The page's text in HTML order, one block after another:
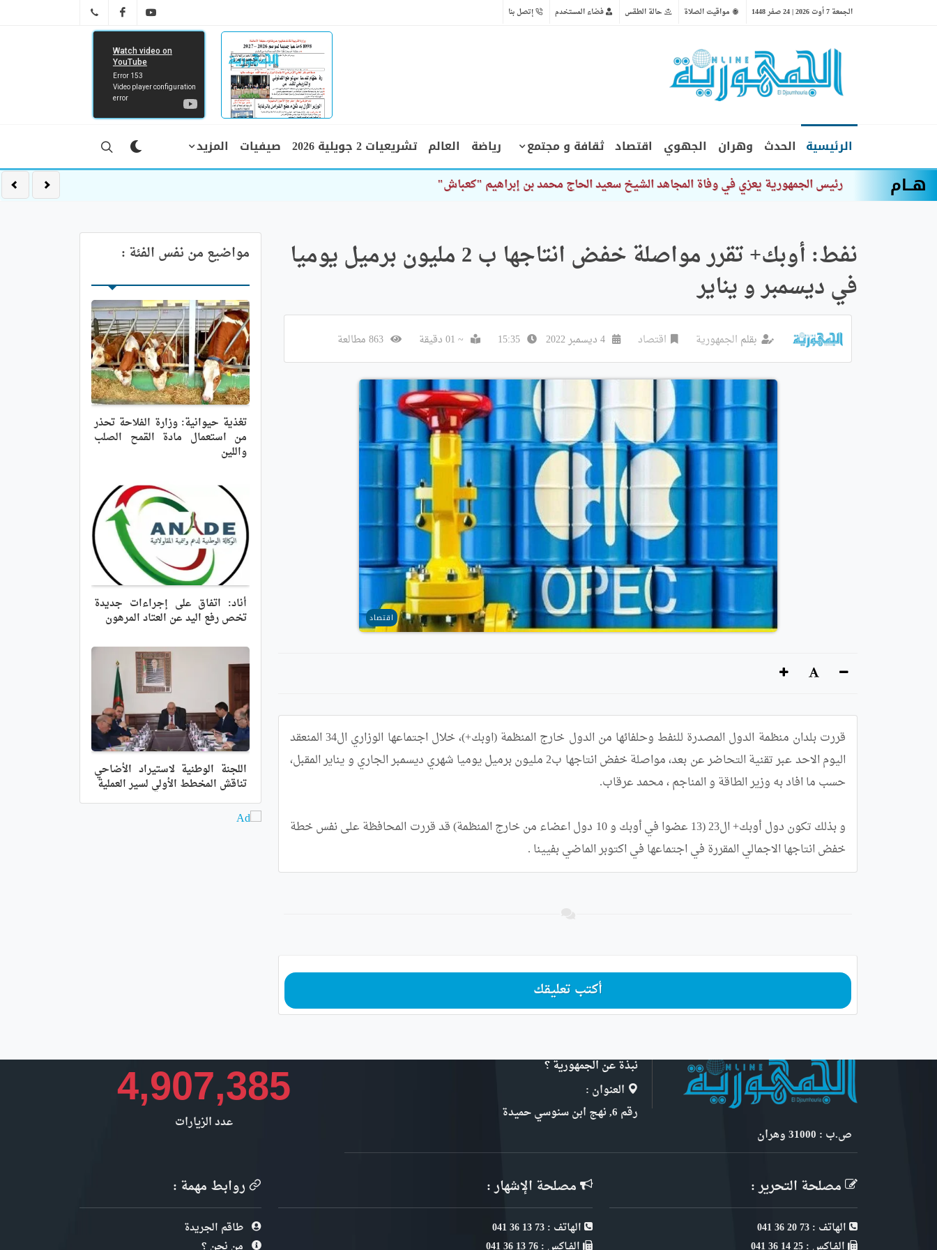
الجمعة 7 أوت 2026 | 24 صفر 1448 مواقيت الصلاة حالة الطقس فضاء المستخدم إتصل بنا YT
FB
الرئيسية الحدث وهران الجهوي اقتصاد ثقافة و مجتمع رياضة العالم تشريعيات 2 جويلية 2026 صيفيات المزيد
هــام وزير
نفط: أوبك+ تقرر مواصلة خفض انتاجها ب 2 مليون برميل يوميا
في ديسمبر و يناير
بقلم الجمهورية اقتصاد 4 ديسمبر 2022 15:35 ~ 01 دقيقة 863 مطالعة
اقتصاد
خفض انتاجها الاجمالي المقررة في اجتماعها في اكتوبر الماضي بفيينا .
أكتب تعليقك
مواضيع من نفس الفئة :
تغذية حيوانية: وزارة الفلاحة تحذر
من استعمال مادة القمح الصلب
واللين
أناد: اتفاق على إجراءات جديدة
تخص رفع اليد عن العتاد المرهون
اللجنة الوطنية لاستيراد الأضاحي
تناقش المخطط الأولي لسير العملية
نبذة عن الجمهورية ؟
العنوان :
رقم 6, نهج ابن سنوسي حميدة
4,907,385
مصلحة التحرير : مصلحة الإشهار : روابط مهمة :